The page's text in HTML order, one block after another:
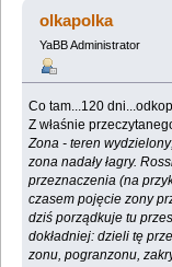
olkapolka
YaBB Administrator
Co tam...120
Z właśnie
Zona - teren
zona nadały łagry.
przeznaczenia (na
czasem pojęcie zony
dziś porządkuje tu
dokładniej: dzieli tę
zonu, pogranzonu,